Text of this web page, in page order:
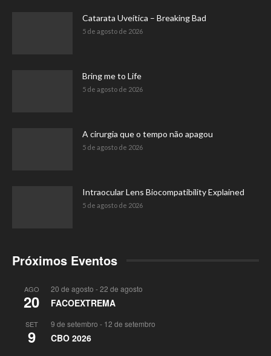
Catarata Uveítica – Breaking Bad
5 de agosto de 2026
Bring me to Life
5 de agosto de 2026
A cirurgia que o tempo não apagou
5 de agosto de 2026
Intraocular Lens Biocompatibility Explained
5 de agosto de 2026
Próximos Eventos
AGO
20
20 de agosto -22 de agosto
FACOEXTREMA
SET
9
9 de setembro - 12 de setembro
CBO 2026